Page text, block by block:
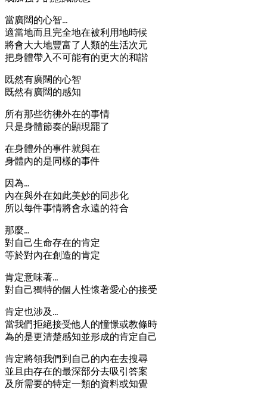
當廣闊的心智…
適當地而且完全地在被利用地時候
將會大大地豐富了人類的生活次元
把身體帶入不可能有的更大的和諧
既然有廣闊的心智
既然有廣闊的感知
所有那些彷彿外在的事情
只是身體節奏的顯現罷了
在身體外的事件就與在
身體內的是同樣的事件
因為…
內在與外在如此美妙的同步化
所以每件事情將會永遠的符合
那麼…
對自己生命存在的肯定
等於對內在創造的肯定
肯定意味著…
對自己獨特的個人性懷著愛心的接受
肯定也涉及…
當我們拒絕接受他人的憧憬或教條時
為的是更清楚感知並形成的肯定自己
肯定將領我們到自己的內在去搜尋
並且由存在的最深部分去吸引答案
及所需要的特定一類的資料或知覺